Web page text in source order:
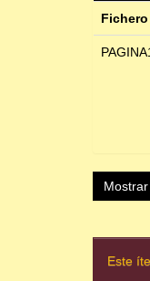
Fichero
Este